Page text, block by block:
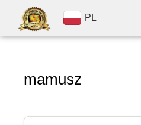
PL
mamusz